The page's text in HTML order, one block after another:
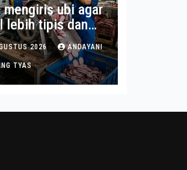
mengiris ubi agar
lebih tipis dan
2026 ANDAYANI
TYAS